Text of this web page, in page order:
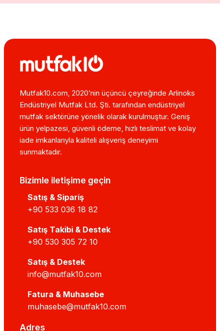
Mutfak10.com, 2020’nin üçüncü çeyreğinde Arlinoks
Endüstriyel Mutfak Ltd. Şti. tarafından endüstriyel
mutfak sektörüne yönelik olarak kurulmuştur. Geniş
ürün yelpazesi, güvenli ödeme, hızlı teslimat ve kolay
iade imkanlarıyla kaliteli alışveriş deneyimi
sunmaktadır.
Bizimle iletişime geçin
Satış & Sipariş
+90 533 036 18 82
Satış Takibi & Destek
+90 530 305 72 10
Satış & Destek
info@mutfak10.com
Fatura & Muhasebe
muhasebe@mutfak10.com
Adres